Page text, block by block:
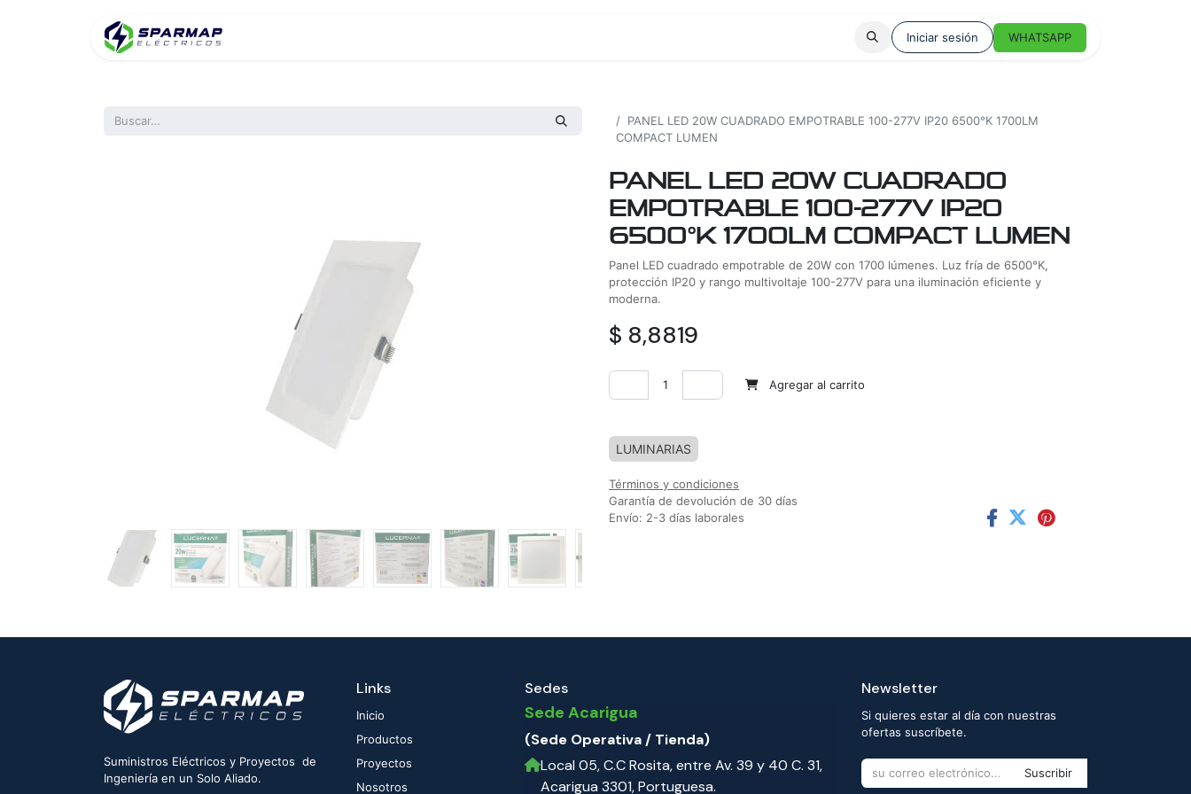
Iniciar sesión WHATSAPP
PANEL LED 20W CUADRADO EMPOTRABLE 100-277V IP20 6500°K 1700LM
COMPACT LUMEN
PANEL LED 20W CUADRADO
EMPOTRABLE 100-277V IP20
6500°K 1700LM COMPACT LUMEN
Panel LED cuadrado empotrable de 20W con 1700 lúmenes. Luz fría de 6500°K,
protección IP20 y rango multivoltaje 100-277V para una iluminación eficiente y
moderna.
$ 8,8819
Agregar al carrito
LUMINARIAS
Términos y condiciones
Garantía de devolución de 30 días
Envío: 2-3 días laborales
Suministros Eléctricos y Proyectos de
Ingeniería en un Solo Aliado.
Links
Inicio
Productos
Proyectos
Nosotros
Sedes
Sede Acarigua
(Sede Operativa / Tienda)
Local 05, C.C Rosita, entre Av. 39 y 40 C. 31,
Acarigua 3301, Portuguesa.
Newsletter
Si quieres estar al día con nuestras
ofertas suscríbete.
Suscribir